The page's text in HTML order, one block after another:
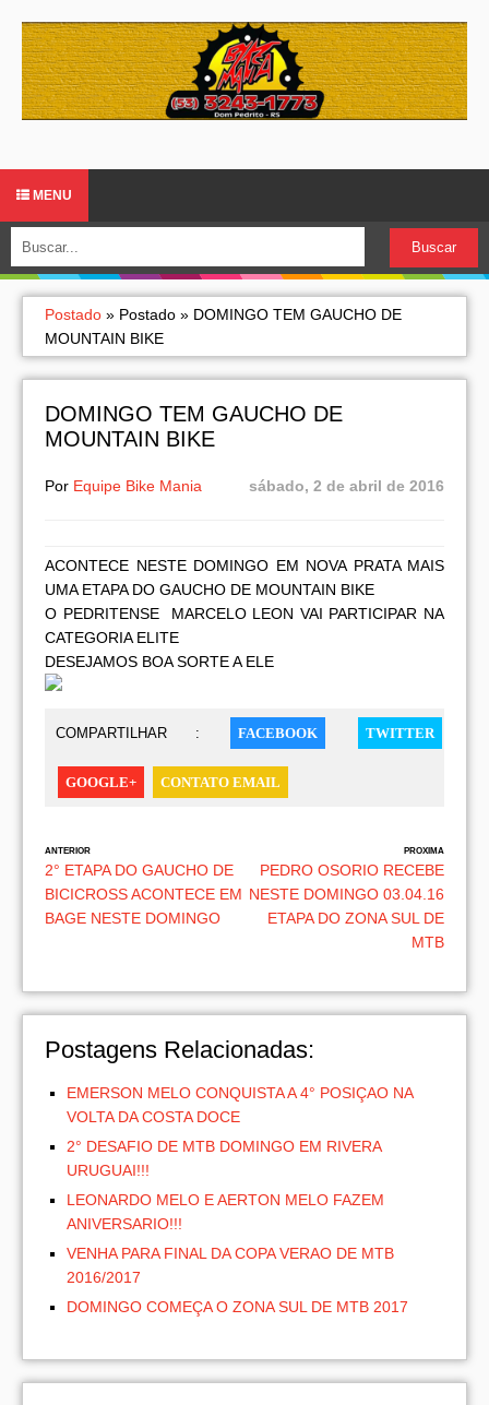
MENU
Postado » Postado » DOMINGO TEM GAUCHO DE
MOUNTAIN BIKE
DOMINGO TEM GAUCHO DE
MOUNTAIN BIKE
Por Equipe Bike Mania sábado, 2 de abril de 2016
ACONTECE NESTE DOMINGO EM NOVA PRATA MAIS
UMA ETAPA DO GAUCHO DE MOUNTAIN BIKE
O PEDRITENSE MARCELO LEON VAI PARTICIPAR NA
CATEGORIA ELITE
DESEJAMOS BOA SORTE A ELE
COMPARTILHAR : FACEBOOK TWITTER
GOOGLE+ CONTATO EMAIL
ANTERIOR
2° ETAPA DO GAUCHO DE
BICICROSS ACONTECE EM
BAGE NESTE DOMINGO
PROXIMA
PEDRO OSORIO RECEBE
NESTE DOMINGO 03.04.16
ETAPA DO ZONA SUL DE
MTB
Postagens Relacionadas:
EMERSON MELO CONQUISTA A 4° POSIÇAO NA
VOLTA DA COSTA DOCE
2° DESAFIO DE MTB DOMINGO EM RIVERA
URUGUAI!!!
LEONARDO MELO E AERTON MELO FAZEM
ANIVERSARIO!!!
VENHA PARA FINAL DA COPA VERAO DE MTB
2016/2017
DOMINGO COMEÇA O ZONA SUL DE MTB 2017